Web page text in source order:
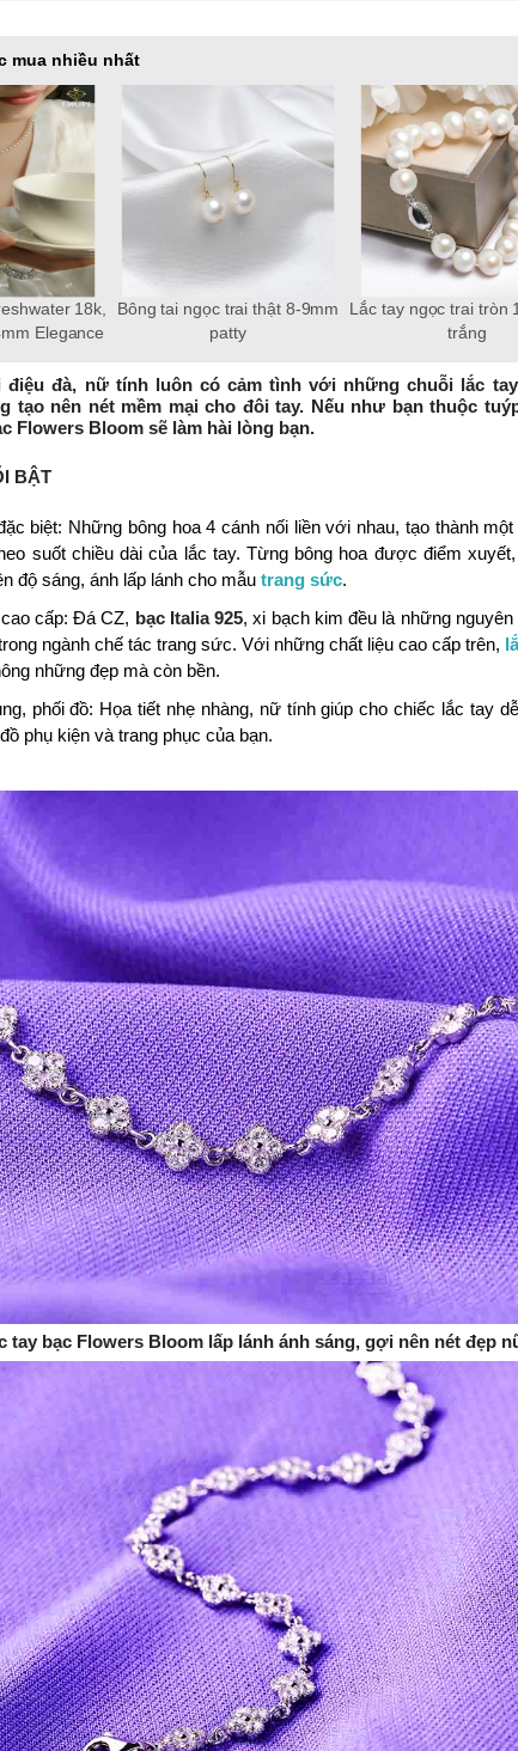
mua nhiều nhất
Freshwater
chốt bạc
Chuỗi ngọc trai Freshwater
tròn 6-7mm trắng chốt bạc
trắng 3 tầng
Chuỗi ngọc trai
tròn 9-10 mm trắng
điệu đà, nữ tính luôn có cảm tình với những chuỗi lắc
tạo nên nét mềm mại cho đôi tay. Nếu như bạn thuộc
Flowers Bloom sẽ làm hài lòng bạn.
BẬT
biệt: Những bông hoa 4 cánh nối liền với nhau, tạo thành
suốt chiều dài của lắc tay. Từng bông hoa được điểm
độ sáng, ánh lấp lánh cho mẫu trang sức.
cấp: Đá CZ, bạc Italia 925, xi bạch kim đều là những
ngành chế tác trang sức. Với những chất liệu cao cấp trên,
những đẹp mà còn bền.
phối đồ: Họa tiết nhẹ nhàng, nữ tính giúp cho chiếc lắc tay
phụ kiện và trang phục của bạn.
tay bạc Flowers Bloom lấp lánh ánh sáng, gợi nên nét đẹp